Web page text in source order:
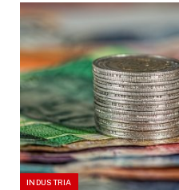
INDUSTRIA